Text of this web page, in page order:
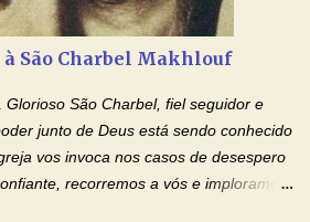
podes deixar tudo isso mais fácil e
meu chamado. Eu te prometo um
e uma vida mais digna de tua
que quiseste atrair tudo a teu unigênito
permite que, pelos méritos e exemplos
à São Charbel Makhlouf
São Charbel, fiel seguidor e
junto de Deus está sendo conhecido
vos invoca nos casos de desespero
recorremos a vós e imploramos